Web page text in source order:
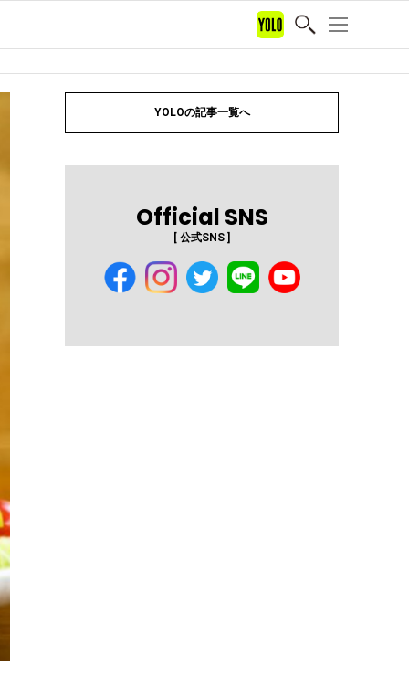
YOLOの記事一覧へ
Official SNS
[ 公式SNS ]